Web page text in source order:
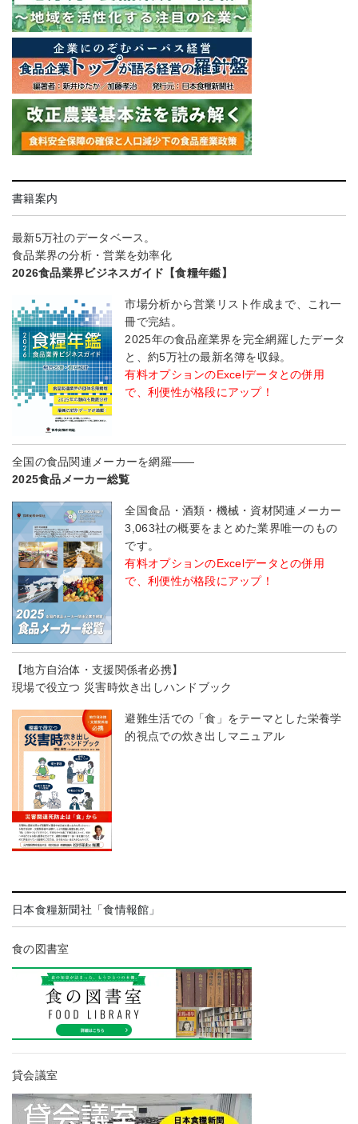
書籍案内
最新5万社のデータベース。
食品業界の分析・営業を効率化
2026食品業界ビジネスガイド【食糧年鑑】
市場分析から営業リスト作成まで、これ一
冊で完結。
2025年の食品産業界を完全網羅したデータ
と、約5万社の最新名簿を収録。
有料オプションのExcelデータとの併用
で、利便性が格段にアップ！
全国の食品関連メーカーを網羅――
2025食品メーカー総覧
全国食品・酒類・機械・資材関連メーカー
3,063社の概要をまとめた業界唯一のもの
です。
有料オプションのExcelデータとの併用
で、利便性が格段にアップ！
【地方自治体・支援関係者必携】
現場で役立つ 災害時炊き出しハンドブック
避難生活での「食」をテーマとした栄養学
的視点での炊き出しマニュアル
日本食糧新聞社「食情報館」
食の図書室
貸会議室